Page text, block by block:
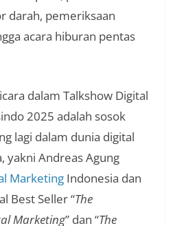
darah, pemeriksaan
acara hiburan pentas
dalam Talkshow Digital
2025 adalah sosok
lagi dalam dunia digital
yakni Andreas Agung
Marketing Indonesia dan
Best Seller “The
Marketing” dan “The